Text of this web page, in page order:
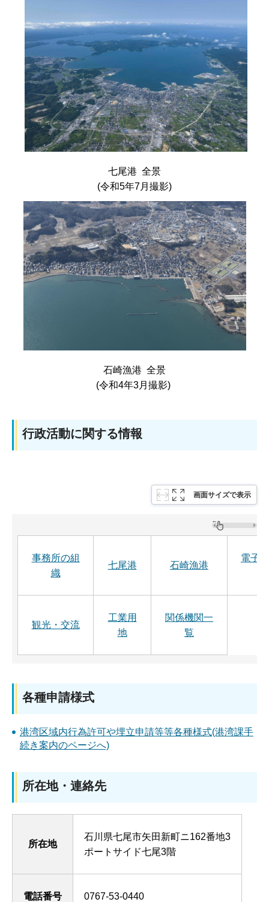
七尾港 全景
(令和5年7月撮影)
石崎漁港 全景
(令和4年3月撮影)
行政活動に関する情報
画面サイズで表示
事務所の組
織
七尾港 石崎漁港
電子
観光・交流
工業用
地
関係機関一
覧
各種申請様式
港湾区域内行為許可や埋立申請等等各種様式(港湾課手
続き案内のページへ)
所在地・連絡先
所在地
石川県七尾市矢田新町ニ162番地3
ポートサイド七尾3階
電話番号 0767-53-0440